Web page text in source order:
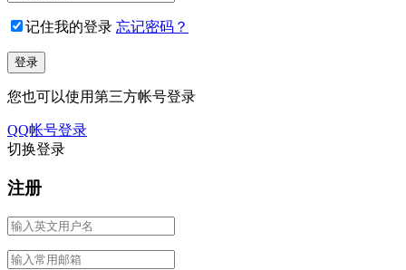
记住我的登录 忘记密码？
您也可以使用第三方帐号登录
QQ帐号登录
切换登录
注册